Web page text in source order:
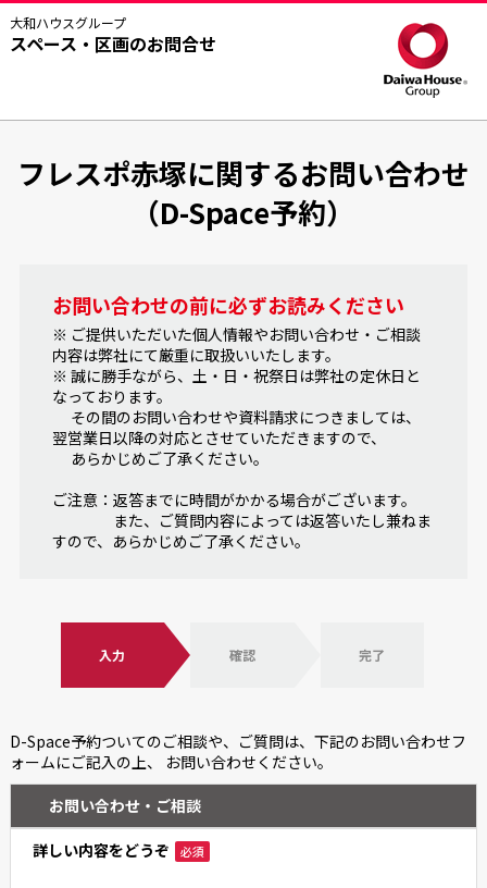
大和ハウスグループ
スペース・区画のお問合せ
フレスポ赤塚に関するお問い合わせ
（D-Space予約）
お問い合わせの前に必ずお読みください
※ ご提供いただいた個人情報やお問い合わせ・ご相談
内容は弊社にて厳重に取扱いいたします。
※ 誠に勝手ながら、土・日・祝祭日は弊社の定休日と
なっております。
その間のお問い合わせや資料請求につきましては、
翌営業日以降の対応とさせていただきますので、
あらかじめご了承ください。
ご注意：返答までに時間がかかる場合がございます。
また、ご質問内容によっては返答いたし兼ねま
すので、あらかじめご了承ください。
入力 確認 完了
D-Space予約ついてのご相談や、ご質問は、下記のお問い合わせフ
ォームにご記入の上、 お問い合わせください。
お問い合わせ・ご相談
詳しい内容をどうぞ 必須